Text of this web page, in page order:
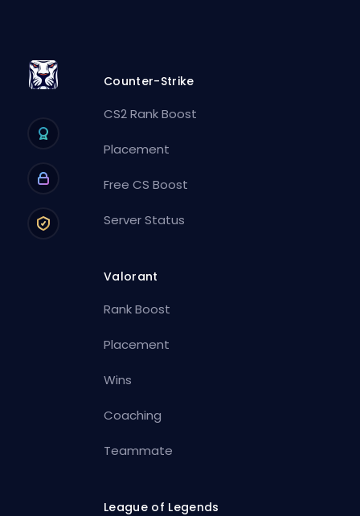
Counter-Strike
CS2 Rank Boost
Placement
Free CS Boost
Server Status
Valorant
Rank Boost
Placement
Wins
Coaching
Teammate
League of Legends